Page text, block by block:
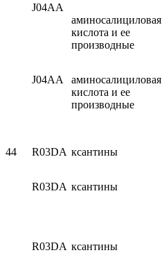
J04AA
аминосалициловая
кислота и ее
производные
J04AA
аминосалициловая
кислота и ее
производные
44 R03DA ксантины
R03DA ксантины
R03DA ксантины